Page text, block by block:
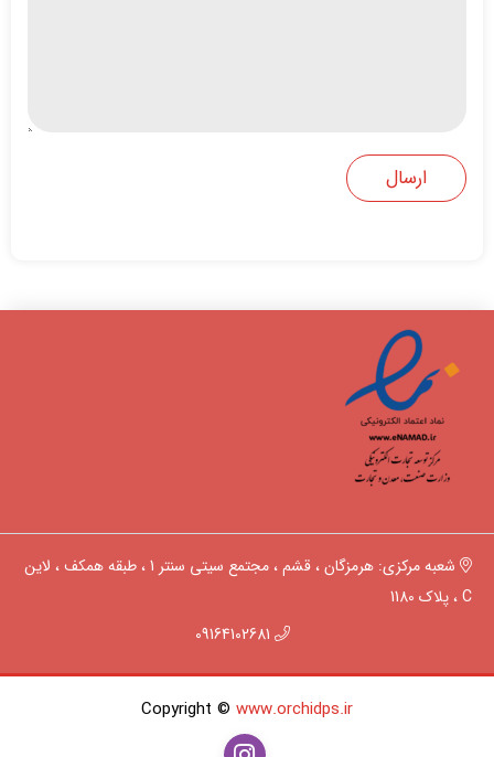
شعبه مرکزی: هرمزگان ، قشم ، مجتمع سیتی سنتر 1 ، طبقه همکف ، لاین
C ، پلاک 1180
09164102681
Copyright © www.orchidps.ir